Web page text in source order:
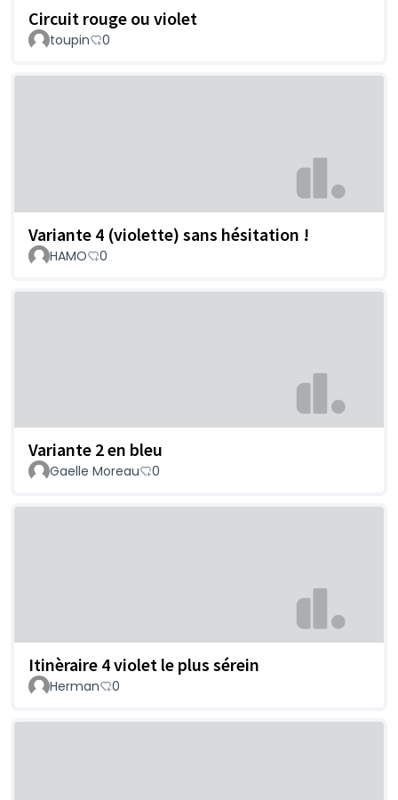
Circuit rouge ou violet
toupin 0
Variante 4 (violette) sans hésitation !
HAMO 0
Variante 2 en bleu
Gaelle Moreau 0
Itinèraire 4 violet le plus sérein
Herman 0